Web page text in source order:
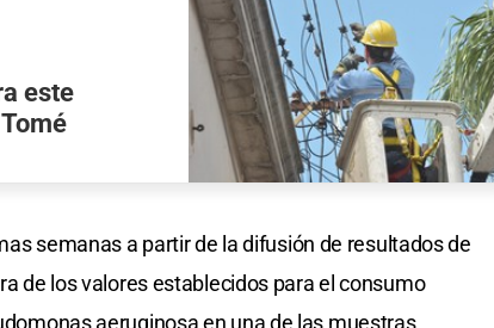
este
semanas a partir de la difusión de resultados de
de los valores establecidos para el consumo
aeruginosa en una de las muestras